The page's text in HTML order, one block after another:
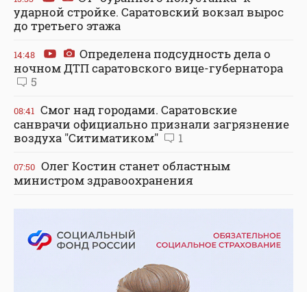
ударной стройке. Саратовский вокзал вырос
до третьего этажа
14:48
Определена подсудность дела о
ночном ДТП саратовского вице-губернатора
5
08:41 Смог над городами. Саратовские
санврачи официально признали загрязнение
воздуха "Ситиматиком"
1
07:50 Олег Костин станет областным
министром здравоохранения